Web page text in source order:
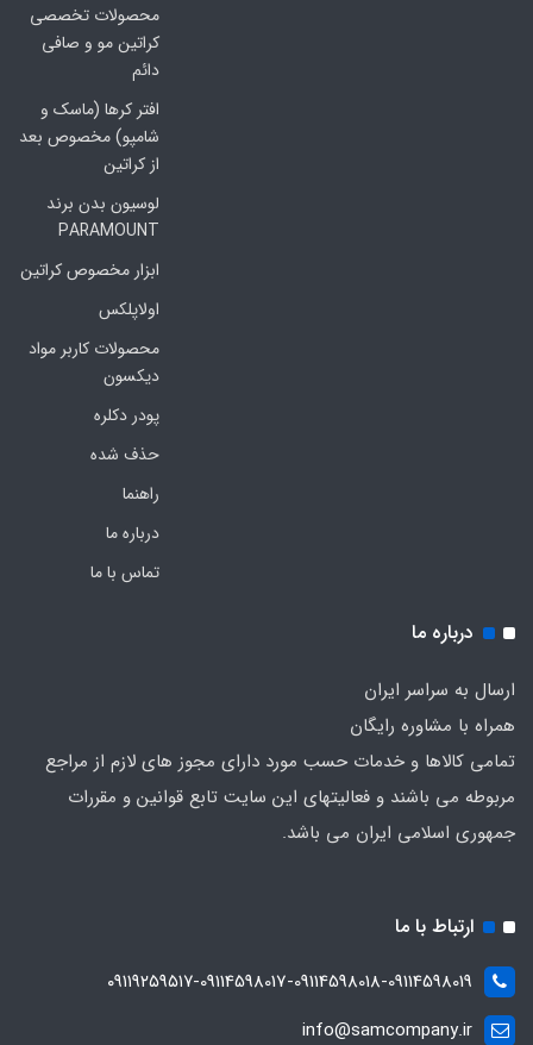
محصولات تخصصی
کراتین مو و صافی
دائم
افتر کرها (ماسک و
شامپو) مخصوص بعد
از کراتین
لوسیون بدن برند
PARAMOUNT
ابزار مخصوص کراتین
اولاپلکس
محصولات کاربر مواد
دیکسون
پودر دکلره
حذف شده
راهنما
درباره ما
تماس با ما
درباره ما
ارسال به سراسر ایران
همراه با مشاوره رایگان
تمامی کالاها و خدمات حسب مورد دارای مجوز های لازم از مراجع
مربوطه می باشند و فعالیتهای این سایت تابع قوانین و مقررات
جمهوری اسلامی ایران می باشد.
ارتباط با ما
۰۹۱۱۹۲۵۹۵۱۷-09114598017-09114598018-09114598019
info@samcompany.ir